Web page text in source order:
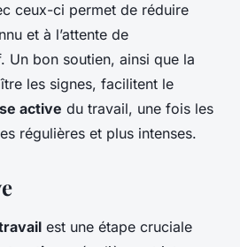
ceux-ci permet de réduire
et à l’attente de
Un bon soutien, ainsi que la
les signes, facilitent le
active du travail, une fois les
régulières et plus intenses.
est une étape cruciale